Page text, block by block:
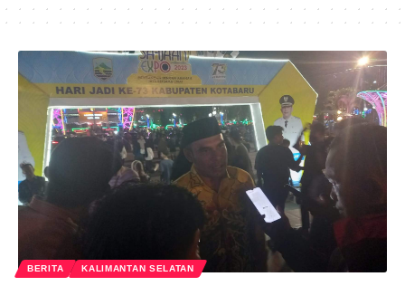
BERITA KALIMANTAN SELATAN